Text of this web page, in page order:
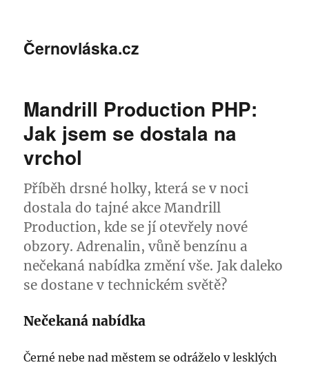
Černovláska.cz
Mandrill Production PHP:
Jak jsem se dostala na
vrchol
Příběh drsné holky, která se v noci
dostala do tajné akce Mandrill
Production, kde se jí otevřely nové
obzory. Adrenalin, vůně benzínu a
nečekaná nabídka změní vše. Jak daleko
se dostane v technickém světě?
Nečekaná nabídka
Černé nebe nad městem se odráželo v lesklých